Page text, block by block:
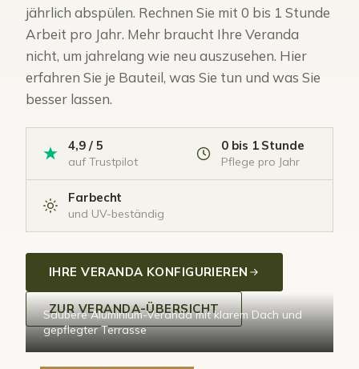
jährlich abspülen. Rechnen Sie mit 0 bis 1 Stunde
Arbeit pro Jahr. Mehr braucht Ihre Veranda
nicht, um jahrelang wie neu auszusehen. Hier
erfahren Sie je Bauteil, was Sie tun und was Sie
besser lassen.
4,9 / 5
auf Trustpilot
0 bis 1 Stunde
Pflege pro Jahr
Farbecht
und UV-beständig
IHRE VERANDA KONFIGURIEREN
ZUR VERANDA-ÜBERSICHT
Saubere Aluminium-Veranda mit klarem Dach und
gepflegter Terrasse